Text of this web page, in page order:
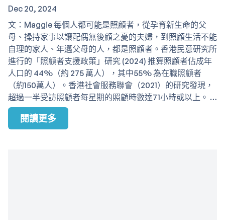
Dec 20, 2024
文：Maggie 每個人都可能是照顧者，從孕育新生命的父
母、操持家事以讓配偶無後顧之憂的夫婦，到照顧生活不能
自理的家人、年邁父母的人，都是照顧者。香港民意研究所
進行的「照顧者支援政策」研究 (2024) 推算照顧者佔成年
人口的 44%（約 275 萬人），其中55% 為在職照顧者
（約150萬人）。香港社會服務聯會（2021）的研究發現，
超過一半受訪照顧者每星期的照顧時數達71小時或以上。 …
閱讀更多